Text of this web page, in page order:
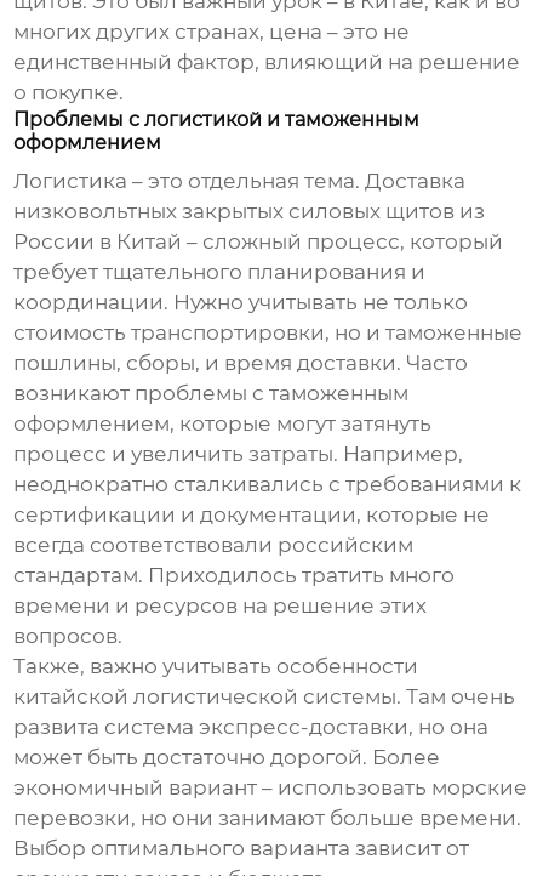
многих других странах, цена – это не
единственный фактор, влияющий на решение
о покупке.
Проблемы с логистикой и таможенным
оформлением
Логистика – это отдельная тема. Доставка
низковольтных закрытых силовых щитов из
России в Китай – сложный процесс, который
требует тщательного планирования и
координации. Нужно учитывать не только
стоимость транспортировки, но и таможенные
пошлины, сборы, и время доставки. Часто
возникают проблемы с таможенным
оформлением, которые могут затянуть
процесс и увеличить затраты. Например,
неоднократно сталкивались с требованиями к
сертификации и документации, которые не
всегда соответствовали российским
стандартам. Приходилось тратить много
времени и ресурсов на решение этих
вопросов.
Также, важно учитывать особенности
китайской логистической системы. Там очень
развита система экспресс-доставки, но она
может быть достаточно дорогой. Более
экономичный вариант – использовать морские
перевозки, но они занимают больше времени.
Выбор оптимального варианта зависит от